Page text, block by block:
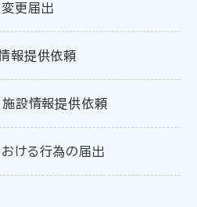
更届出
報提供依頼
施設情報提供依頼
ける行為の届出